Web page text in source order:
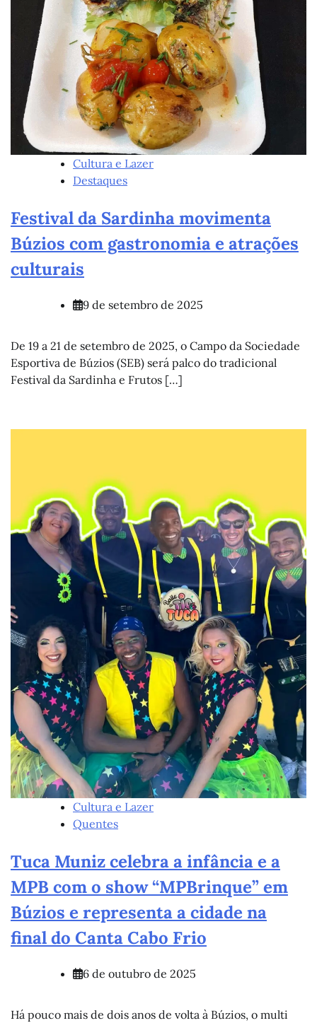
Cultura e Lazer
Destaques
Festival da Sardinha movimenta
Búzios com gastronomia e atrações
culturais
9 de setembro de 2025
De 19 a 21 de setembro de 2025, o Campo da Sociedade
Esportiva de Búzios (SEB) será palco do tradicional
Festival da Sardinha e Frutos […]
Cultura e Lazer
Quentes
Tuca Muniz celebra a infância e a
MPB com o show “MPBrinque” em
Búzios e representa a cidade na
final do Canta Cabo Frio
6 de outubro de 2025
Há pouco mais de dois anos de volta à Búzios, o multi